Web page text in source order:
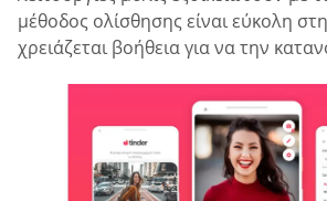
μέθοδος ολίσθησης είναι εύκολη
χρειάζεται βοήθεια για να την